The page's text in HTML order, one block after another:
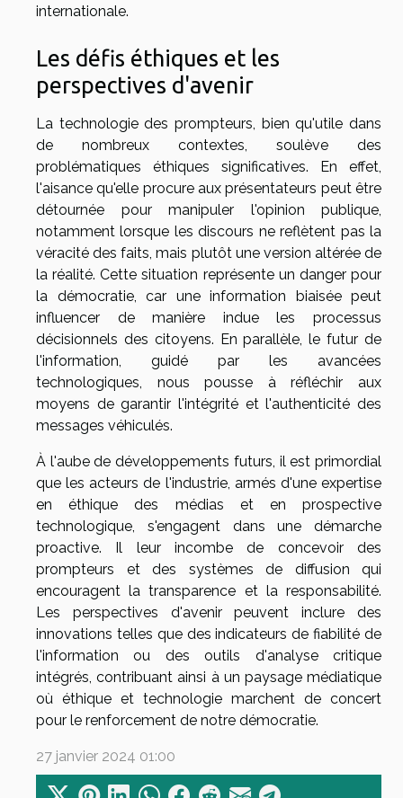
internationale.
Les défis éthiques et les
perspectives d'avenir
La technologie des prompteurs, bien qu'utile dans
de nombreux contextes, soulève des
problématiques éthiques significatives. En effet,
l'aisance qu'elle procure aux présentateurs peut être
détournée pour manipuler l'opinion publique,
notamment lorsque les discours ne reflètent pas la
véracité des faits, mais plutôt une version altérée de
la réalité. Cette situation représente un danger pour
la démocratie, car une information biaisée peut
influencer de manière indue les processus
décisionnels des citoyens. En parallèle, le futur de
l'information, guidé par les avancées
technologiques, nous pousse à réfléchir aux
moyens de garantir l'intégrité et l'authenticité des
messages véhiculés.
À l'aube de développements futurs, il est primordial
que les acteurs de l'industrie, armés d'une expertise
en éthique des médias et en prospective
technologique, s'engagent dans une démarche
proactive. Il leur incombe de concevoir des
prompteurs et des systèmes de diffusion qui
encouragent la transparence et la responsabilité.
Les perspectives d'avenir peuvent inclure des
innovations telles que des indicateurs de fiabilité de
l'information ou des outils d'analyse critique
intégrés, contribuant ainsi à un paysage médiatique
où éthique et technologie marchent de concert
pour le renforcement de notre démocratie.
27 janvier 2024 01:00